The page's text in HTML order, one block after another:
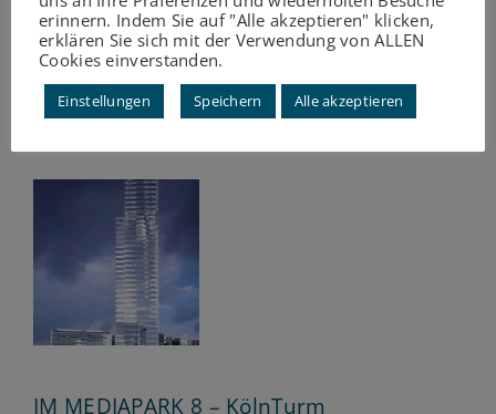
IM MEDIAPARK 8 – KölnTurm
erinnern. Indem Sie auf "Alle akzeptieren" klicken,
erklären Sie sich mit der Verwendung von ALLEN
Cookies einverstanden.
Einstellungen Speichern Alle akzeptieren